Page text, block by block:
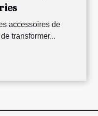
accessoires de
transformer...